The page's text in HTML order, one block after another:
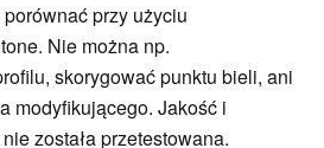
przy użyciu
Nie można np.
skorygować punktu bieli, ani
modyfikującego. Jakość i
została przetestowana.